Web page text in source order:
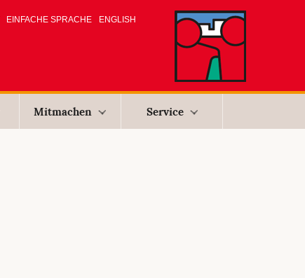
EINFACHE SPRACHE ENGLISH
Mitmachen Service